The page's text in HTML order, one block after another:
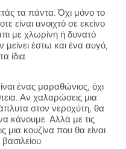
τα πάντα. Όχι μόνο το
είναι ανοιχτό σε εκείνο
με χλωρίνη ή δυνατό
μείνει έστω και ένα αυγό,
ίδια.
ένας μαραθώνιος, όχι
Αν χαλαρώσεις μια
στον νεροχύτη, θα
κάνουμε. Αλλά με τις
μια κουζίνα που θα είναι